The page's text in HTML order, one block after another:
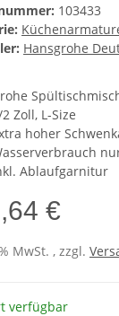
103433
Hansgrohe
Zoll, L-Size
hoher
Ablaufgarnitur
€
MwSt. , zzgl.
verfügbar